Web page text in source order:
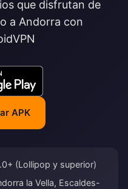
que disfrutan de
a Andorra con
APK
(Lollipop y superior)
la Vella, Escaldes-